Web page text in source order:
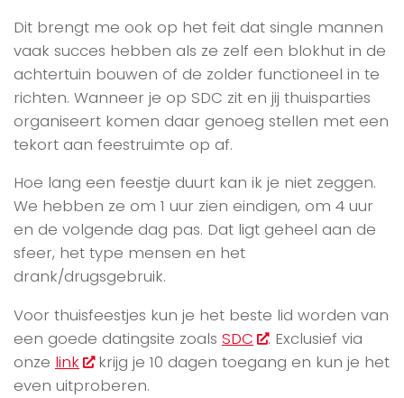
Dit brengt me ook op het feit dat single mannen
vaak succes hebben als ze zelf een blokhut in de
achtertuin bouwen of de zolder functioneel in te
richten. Wanneer je op SDC zit en jij thuisparties
organiseert komen daar genoeg stellen met een
tekort aan feestruimte op af.
Hoe lang een feestje duurt kan ik je niet zeggen.
We hebben ze om 1 uur zien eindigen, om 4 uur
en de volgende dag pas. Dat ligt geheel aan de
sfeer, het type mensen en het
drank/drugsgebruik.
Voor thuisfeestjes kun je het beste lid worden van
een goede datingsite zoals SDC
. Exclusief via
onze link
krijg je 10 dagen toegang en kun je het
even uitproberen.